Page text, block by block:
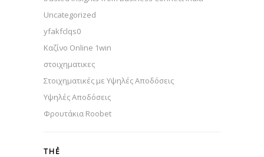
Uncategorized
yfakfclqs0
Καζίνο Online 1win
στοιχηματικες
Στοιχηματικές με Υψηλές Αποδόσεις
Υψηλές Αποδόσεις
Φρουτάκια Roobet
THẺ